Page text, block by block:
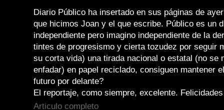
Diario Público ha insertado en sus páginas de
que hicimos Joan y el que escribe. Público es un
independiente pero imagino independiente de la
tintes de progresismo y cierta tozudez por seguir
su corta vida) una tirada nacional o estatal (no se
enfadar) en papel reciclado, consiguen mantener
futuro por delante?
El reportaje, como siempre, excelente.
Articulo completo